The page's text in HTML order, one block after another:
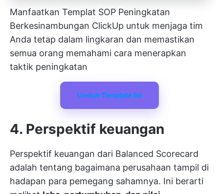
Manfaatkan Templat SOP Peningkatan
Berkesinambungan ClickUp untuk menjaga tim
Anda tetap dalam lingkaran dan memastikan
semua orang memahami cara menerapkan
taktik peningkatan
Unduh Template Ini
4. Perspektif keuangan
Perspektif keuangan dari Balanced Scorecard
adalah tentang bagaimana perusahaan tampil di
hadapan para pemegang sahamnya. Ini berarti